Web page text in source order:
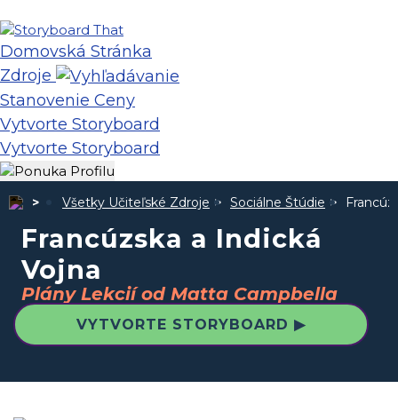
Domovská Stránka
Zdroje
Stanovenie Ceny
Vytvorte Storyboard
Vytvorte Storyboard
Všetky Učiteľské Zdroje Sociálne Štúdie
Francúzska a Indická
Vojna
Plány Lekcií od Matta Campbella
VYTVORTE STORYBOARD ▶